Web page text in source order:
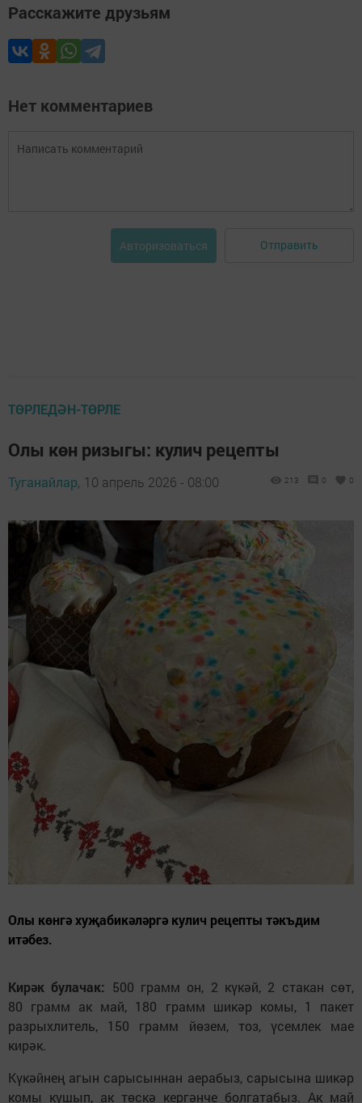
Расскажите друзьям
Нет комментариев
Авторизоваться Отправить
ТӨРЛЕДӘН-ТӨРЛЕ
Олы көн ризыгы: кулич рецепты
Туганайлар, 10 апрель 2026 - 08:00 213 0 0
Олы көнгә хуҗабикәләргә кулич рецепты тәкъдим
итәбез.
Кирәк булачак: 500 грамм он, 2 күкәй, 2 стакан сөт,
80 грамм ак май, 180 грамм шикәр комы, 1 пакет
разрыхлитель, 150 грамм йөзем, тоз, үсемлек мае
кирәк.
Күкәйнең агын сарысыннан аерабыз, сарысына шикәр
комы кушып, ак төскә кергәнче болгатабыз. Ак май